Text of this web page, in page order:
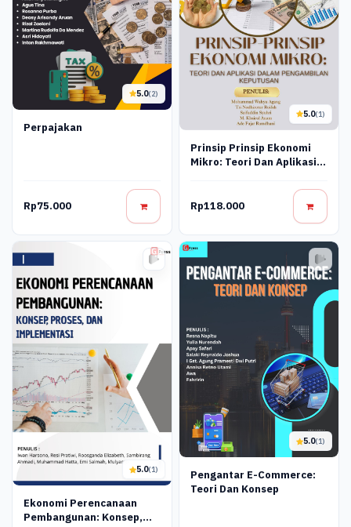
5.0(2)
Perpajakan
Rp75.000
5.0(1)
Prinsip Prinsip Ekonomi
Mikro: Teori Dan Aplikasi
Rp118.000
5.0(1)
Ekonomi Perencanaan
Pembangunan: Konsep,
5.0(1)
Pengantar E-Commerce:
Teori Dan Konsep